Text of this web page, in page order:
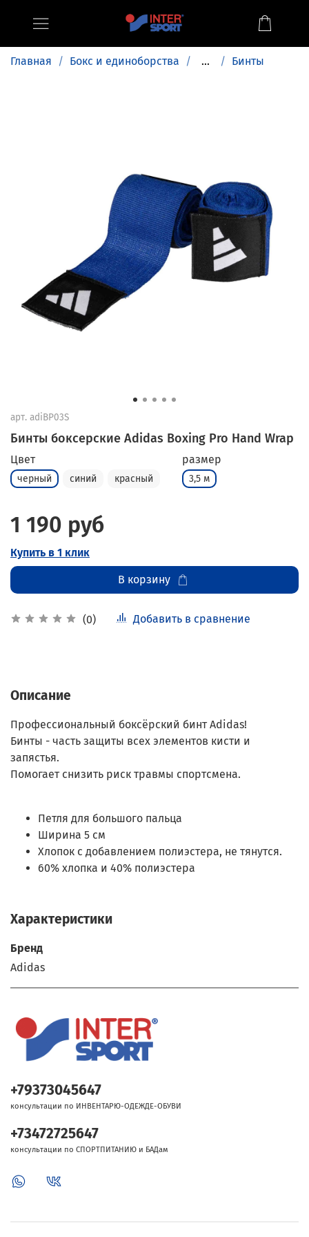
Главная Бокс и единоборства ... Бинты
арт. adiBP03S
Бинты боксерские Adidas Boxing Pro Hand Wrap
(0) Добавить в сравнение
Цвет
черный синий красный
размер
3,5 м
1 190 руб
Купить в 1 клик
В корзину
Описание
Профессиональный боксёрский бинт Adidas!
Бинты - часть защиты всех элементов кисти и
запястья.
Помогает снизить риск травмы спортсмена.
Петля для большого пальца
Ширина 5 см
Хлопок с добавлением полиэстера, не тянутся.
60% хлопка и 40% полиэстера
Характеристики
Бренд
Adidas
+79373045647
консультации по ИНВЕНТАРЮ-ОДЕЖДЕ-ОБУВИ
+73472725647
консультации по СПОРТПИТАНИЮ и БАДам